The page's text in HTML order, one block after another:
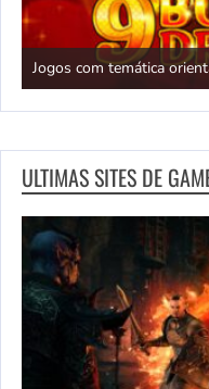
Jogos com temática
ULTIMAS SITES DE